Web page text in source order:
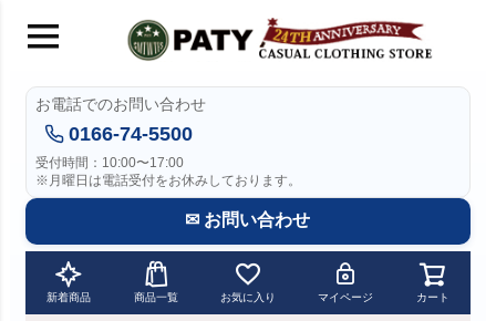
お電話でのお問い合わせ
0166-74-5500
受付時間：10:00〜17:00
※月曜日は電話受付をお休みしております。
✉ お問い合わせ
新着商品 商品一覧 お気に入り マイページ カート